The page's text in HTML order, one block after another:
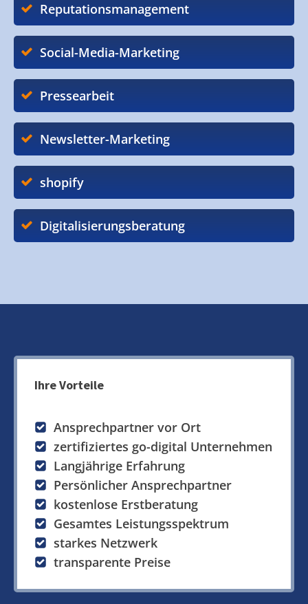
Reputationsmanagement
Social-Media-Marketing
Pressearbeit
Newsletter-Marketing
shopify
Digitalisierungsberatung
Ihre Vorteile
Ansprechpartner vor Ort
zertifiziertes go-digital Unternehmen
Langjährige Erfahrung
Persönlicher Ansprechpartner
kostenlose Erstberatung
Gesamtes Leistungsspektrum
starkes Netzwerk
transparente Preise